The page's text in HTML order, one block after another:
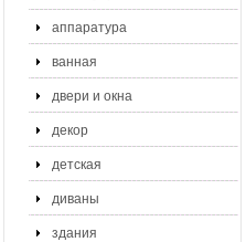
аппаратура
ванная
двери и окна
декор
детская
диваны
здания